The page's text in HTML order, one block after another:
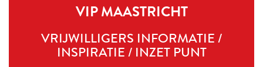
VIP MAASTRICHT
VRIJWILLIGERS INFORMATIE /
INSPIRATIE / INZET PUNT